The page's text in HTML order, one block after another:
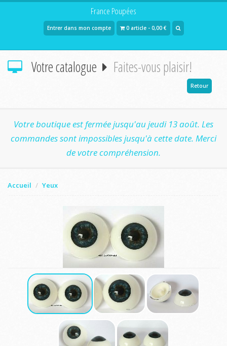
France Poupées
Entrer dans mon compte 0 article - 0,00 €
Votre catalogue Faites-vous plaisir!
Retour
Votre boutique est fermée jusqu'au jeudi 13 août. Les
commandes sont impossibles jusqu'à cette date. Merci
de votre compréhension.
Accueil Yeux